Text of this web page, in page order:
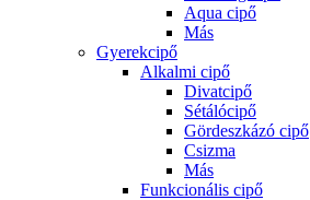
Aqua cipő
Más
Gyerekcipő
Alkalmi cipő
Divatcipő
Sétálócipő
Gördeszkázó cipő
Csizma
Más
Funkcionális cipő